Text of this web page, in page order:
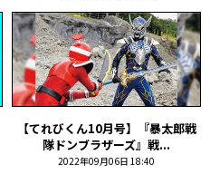
【てれびくん10月号】『暴太郎戦
隊ドンブラザーズ』戦...
2022年09月06日 18:40